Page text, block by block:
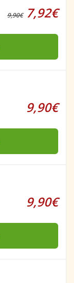
9,90€7,92€
9,90€
9,90€